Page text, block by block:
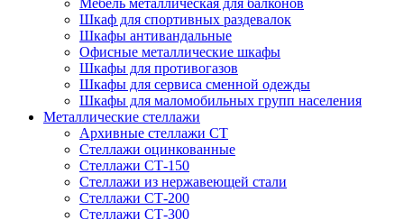
Шкаф для спортивных раздевалок
Шкафы антивандальные
Офисные металлические шкафы
Шкафы для противогазов
Шкафы для сервиса сменной одежды
Шкафы для маломобильных групп населения
Металлические стеллажи
Архивные стеллажи СТ
Стеллажи оцинкованные
Стеллажи СТ-150
Стеллажи из нержавеющей стали
Стеллажи СТ-200
Стеллажи СТ-300